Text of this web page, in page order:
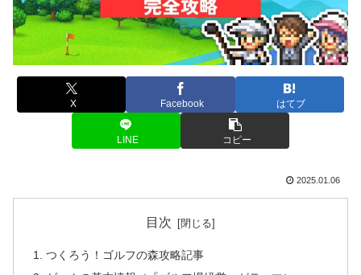
X Facebook はてブ
LINE コピー
2025.01.06
目次
つくろう！ゴルフの森攻略記事